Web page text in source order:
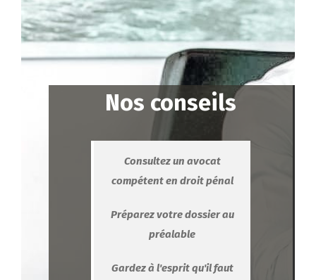
Nos conseils
Consultez un avocat
compétent en droit pénal
Préparez votre dossier au
préalable
Gardez à l'esprit qu'il faut